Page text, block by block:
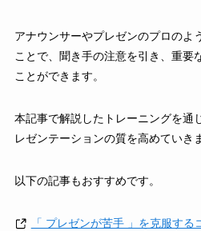
アナウンサーやプレゼンのプロのよ
ことで、聞き手の注意を引き、重要
ことができます。
本記事で解説したトレーニングを通
レゼンテーションの質を高めていき
以下の記事もおすすめです。
「 プレゼンが苦手 」を克服す